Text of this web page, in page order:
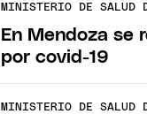
MINISTERIO DE SALUD
En Mendoza se
por covid-19
MINISTERIO DE SALUD